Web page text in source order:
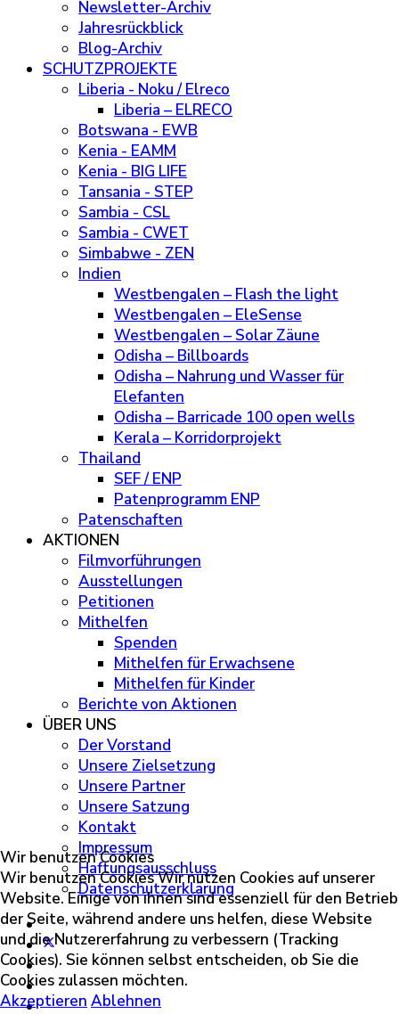
Newsletter-Archiv
Jahresrückblick
Blog-Archiv
SCHUTZPROJEKTE
Liberia - Noku / Elreco
Liberia – ELRECO
Botswana - EWB
Kenia - EAMM
Kenia - BIG LIFE
Tansania - STEP
Sambia - CSL
Sambia - CWET
Simbabwe - ZEN
Indien
Westbengalen – Flash the light
Westbengalen – EleSense
Westbengalen – Solar Zäune
Odisha – Billboards
Odisha – Nahrung und Wasser für
Elefanten
Odisha – Barricade 100 open wells
Kerala – Korridorprojekt
Thailand
SEF / ENP
Patenprogramm ENP
Patenschaften
AKTIONEN
Filmvorführungen
Ausstellungen
Petitionen
Mithelfen
Spenden
Mithelfen für Erwachsene
Mithelfen für Kinder
Berichte von Aktionen
ÜBER UNS
Der Vorstand
Unsere Zielsetzung
Unsere Partner
Unsere Satzung
Kontakt
Impressum
Haftungsausschluss
Datenschutzerklärung
Wir benutzen Cookies
Wir benutzen Cookies Wir nutzen Cookies auf unserer
Website. Einige von ihnen sind essenziell für den Betrieb
der Seite, während andere uns helfen, diese Website
und die Nutzererfahrung zu verbessern (Tracking
Cookies). Sie können selbst entscheiden, ob Sie die
Cookies zulassen möchten.
Akzeptieren Ablehnen